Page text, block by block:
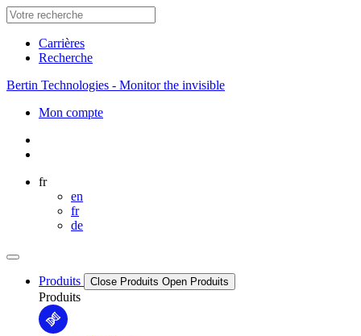
Carrières
Recherche
Bertin Technologies - Monitor the invisible
Mon compte
fr
en
fr
de
Produits Close Produits Open Produits
Produits